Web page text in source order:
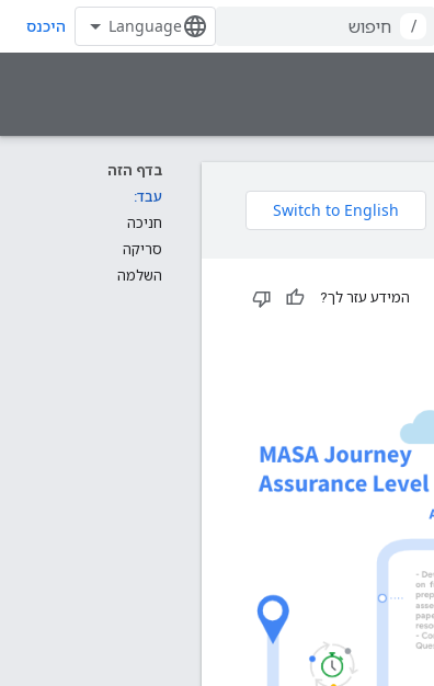
/ היכנס
בדף הזה
עבד:
חניכה
סריקה
השלמה
המידע עזר לך?